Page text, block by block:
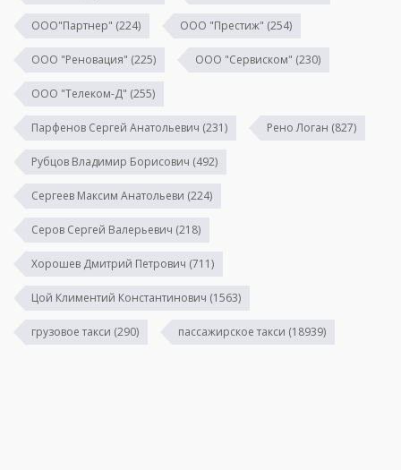
ООО"Партнер" (224) ООО "Престиж" (254)
ООО "Реновация" (225) ООО "Сервиском" (230)
ООО "Телеком-Д" (255)
Парфенов Сергей Анатольевич (231) Рено Логан (827)
Рубцов Владимир Борисович (492)
Сергеев Максим Анатольеви (224)
Серов Сергей Валерьевич (218)
Хорошев Дмитрий Петрович (711)
Цой Климентий Константинович (1563)
грузовое такси (290) пассажирское такси (18939)